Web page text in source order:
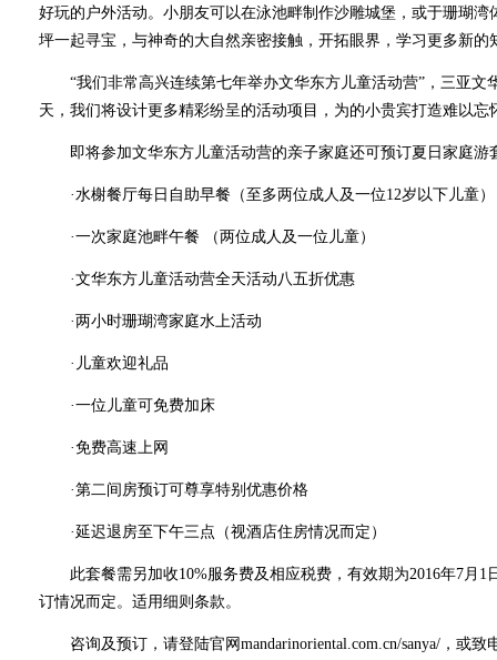
好玩的户外活动。小朋友可以在泳池畔制作沙雕城堡，或于珊瑚
坪一起寻宝，与神奇的大自然亲密接触，开拓眼界，学习更多新的
“我们非常高兴连续第七年举办文华东方儿童活动营”，三亚文
天，我们将设计更多精彩纷呈的活动项目，为的小贵宾打造难以忘
即将参加文华东方儿童活动营的亲子家庭还可预订夏日家庭游
·水榭餐厅每日自助早餐（至多两位成人及一位12岁以下儿童）
·一次家庭池畔午餐 （两位成人及一位儿童）
·文华东方儿童活动营全天活动八五折优惠
·两小时珊瑚湾家庭水上活动
·儿童欢迎礼品
·一位儿童可免费加床
·免费高速上网
·第二间房预订可尊享特别优惠价格
·延迟退房至下午三点（视酒店住房情况而定）
此套餐需另加收10%服务费及相应税费，有效期为2016年7月1
订情况而定。适用细则条款。
咨询及预订，请登陆官网mandarinoriental.com.cn/sanya/，或致